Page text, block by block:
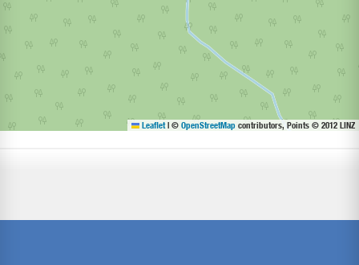
Leaflet | © OpenStreetMap contributors, Points © 2012 LINZ